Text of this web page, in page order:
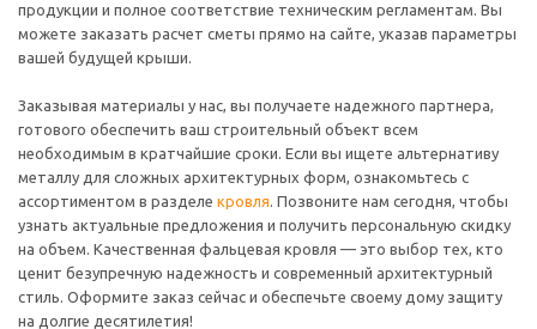
продукции и полное соответствие техническим регламентам. Вы
можете заказать расчет сметы прямо на сайте, указав параметры
вашей будущей крыши.
Заказывая материалы у нас, вы получаете надежного партнера,
готового обеспечить ваш строительный объект всем
необходимым в кратчайшие сроки. Если вы ищете альтернативу
металлу для сложных архитектурных форм, ознакомьтесь с
ассортиментом в разделе кровля. Позвоните нам сегодня, чтобы
узнать актуальные предложения и получить персональную скидку
на объем. Качественная фальцевая кровля — это выбор тех, кто
ценит безупречную надежность и современный архитектурный
стиль. Оформите заказ сейчас и обеспечьте своему дому защиту
на долгие десятилетия!